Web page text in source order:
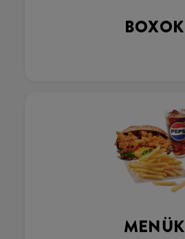
BOXOK
MENÜK